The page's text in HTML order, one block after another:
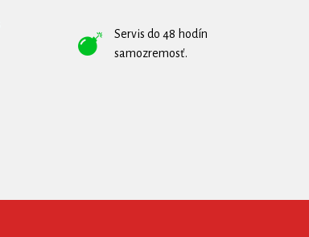
Servis do 48 hodín
samozremosť.